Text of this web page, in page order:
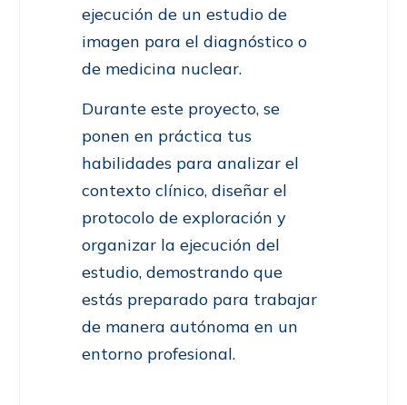
ejecución de un estudio de
imagen para el diagnóstico o
de medicina nuclear.
Durante este proyecto, se
ponen en práctica tus
habilidades para analizar el
contexto clínico, diseñar el
protocolo de exploración y
organizar la ejecución del
estudio, demostrando que
estás preparado para trabajar
de manera autónoma en un
entorno profesional.